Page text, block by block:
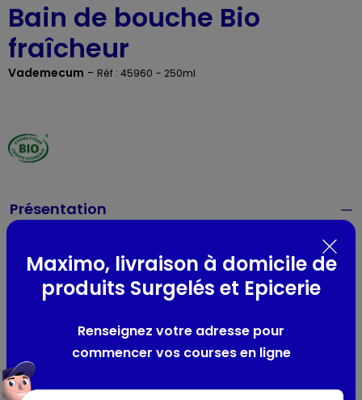
Bain de bouche Bio
fraîcheur
Vademecum - Réf : 45960 - 250ml
Présentation
Bain de bouche quotidien bio, à la menthe naturelle.99% du
total des ingrédients est d'origine naturelle Sans alcool
Composition / Ingrédients / Allergènes
Aqua · Mentha Piperita Leaf Water · Sorbitol · Xylitol · Aloe
Barbadensis · Leaf Juice · Sodium Citrate · Levulinic Acid ·
Aroma · Chamomilla Recutita Flower Leaf Stem Water* ·
Sodium Benzoate · Sodium Levulinate · Glycerin · Citric Acid ·
Maximo, livraison à domicile de
produits Surgelés et Epicerie
Renseignez votre adresse pour
commencer vos courses en ligne